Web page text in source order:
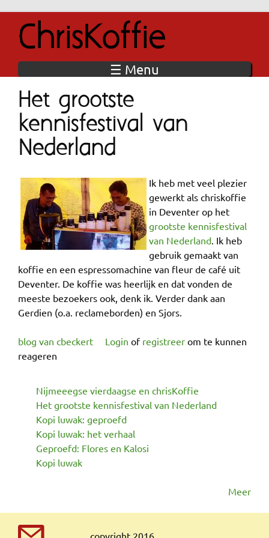
Jump to navigation
ChrisKoffie
☰ Menu
Het grootste
kennisfestival van
Nederland
Ik heb met veel plezier
gewerkt als chriskoffie
in Deventer op het
grootste kennisfestival
van Nederland. Ik heb
gebruik gemaakt van
koffie en een espressomachine van fleur de café uit
Deventer. De koffie was heerlijk en dat vonden de
meeste bezoekers ook, denk ik. Verder dank aan
Gerdien (o.a. reclameborden) en Sjors.
blog van cbeckert Login of registreer om te kunnen
reageren
Nijmeeegse vierdaagse en chrisKoffie
Het grootste kennisfestival van Nederland
Kopi luwak: geproefd
Kopi luwak: het verhaal
Geproefd: Flores en Kalosi
Kopi luwak
Meer
copyright 2016